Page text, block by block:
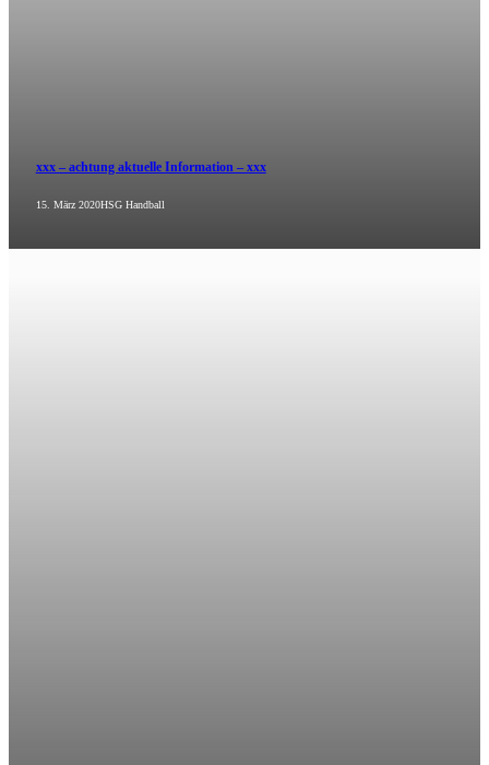
xxx – achtung aktuelle Information – xxx
15. März 2020HSG Handball